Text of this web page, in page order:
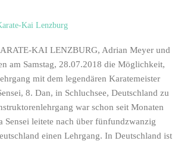
Kai Lenzburg
KAI LENZBURG, Adrian Meyer und
am Samstag, 28.07.2018 die Möglichkeit,
mit dem legendären Karatemeister
8. Dan, in Schluchsee, Deutschland zu
war schon seit Monaten
Sensei leitete nach über fünfundzwanzig
einen Lehrgang. In Deutschland ist